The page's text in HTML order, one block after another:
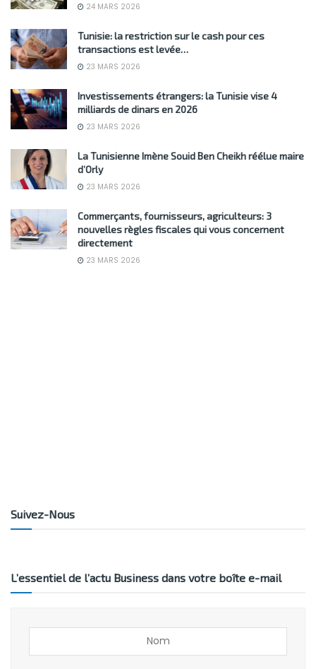
24 MARS 2026
Tunisie: la restriction sur le cash pour ces
transactions est levée…
23 MARS 2026
Investissements étrangers: la Tunisie vise 4
milliards de dinars en 2026
23 MARS 2026
La Tunisienne Imène Souid Ben Cheikh réélue maire
d’Orly
23 MARS 2026
Commerçants, fournisseurs, agriculteurs: 3
nouvelles règles fiscales qui vous concernent
directement
23 MARS 2026
Suivez-Nous
L’essentiel de l’actu Business dans votre boîte e-mail